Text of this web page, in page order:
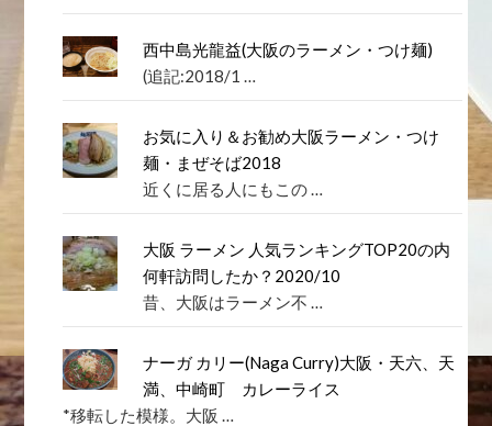
西中島光龍益(大阪のラーメン・つけ麺)
(追記:2018/1 …
お気に入り＆お勧め大阪ラーメン・つけ
麺・まぜそば2018
近くに居る人にもこの …
大阪 ラーメン 人気ランキングTOP20の内
何軒訪問したか？2020/10
昔、大阪はラーメン不 …
ナーガ カリー(Naga Curry)大阪・天六、天
満、中崎町 カレーライス
*移転した模様。大阪 …